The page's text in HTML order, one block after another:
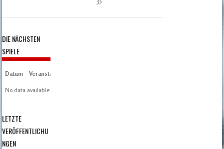
DIE NÄCHSTEN
SPIELE
Datum Veranstaltung
No data available in table
LETZTE
VERÖFFENTLICHU
NGEN